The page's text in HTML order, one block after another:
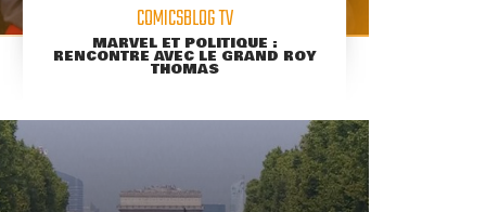
COMICSBLOG TV
MARVEL ET POLITIQUE :
RENCONTRE AVEC LE GRAND ROY
THOMAS